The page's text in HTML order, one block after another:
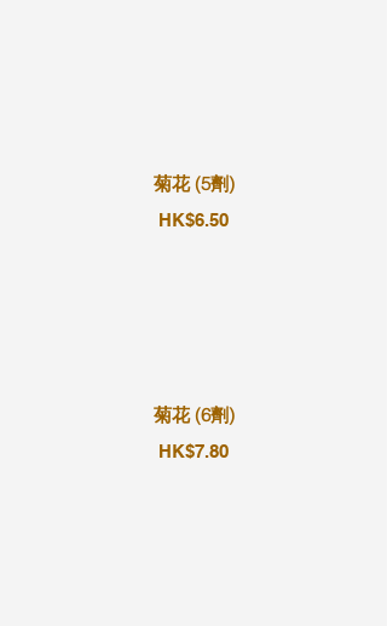
菊花 (5劑)
HK$6.50
菊花 (6劑)
HK$7.80